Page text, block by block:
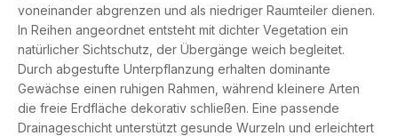
voneinander abgrenzen und als niedriger Raumteiler dienen.
In Reihen angeordnet entsteht mit dichter Vegetation ein
natürlicher Sichtschutz, der Übergänge weich begleitet.
Durch abgestufte Unterpflanzung erhalten dominante
Gewächse einen ruhigen Rahmen, während kleinere Arten
die freie Erdfläche dekorativ schließen. Eine passende
Drainageschicht unterstützt gesunde Wurzeln und erleichtert